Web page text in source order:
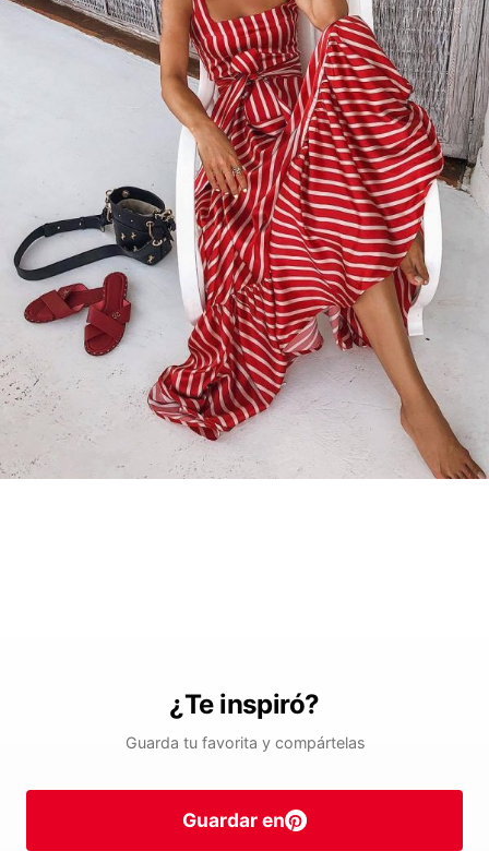
¿Te inspiró?
Guarda tu favorita y compártelas
Guardar en